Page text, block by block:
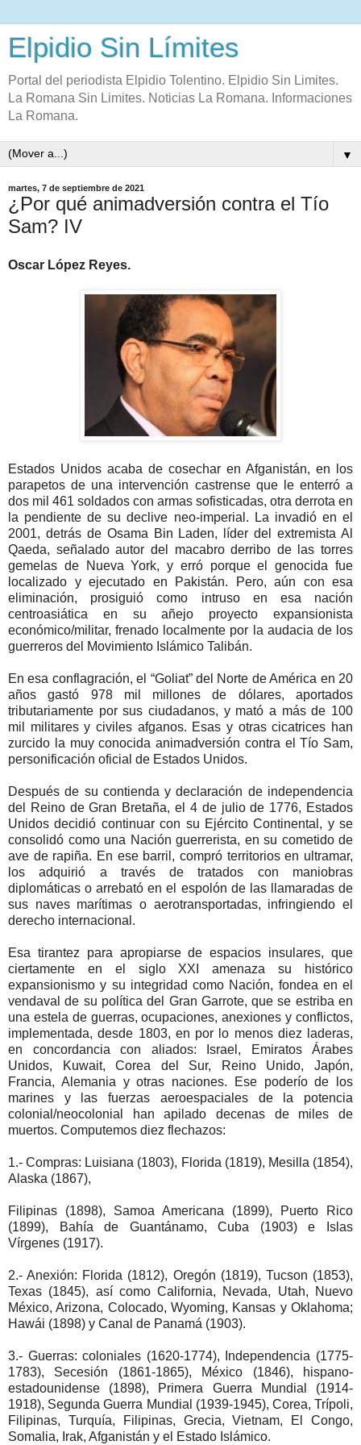
Elpidio Sin Límites
Portal del periodista Elpidio Tolentino. Elpidio Sin Limites.
La Romana Sin Limites. Noticias La Romana. Informaciones
La Romana.
▼
martes, 7 de septiembre de 2021
¿Por qué animadversión contra el Tío
Sam? IV
Oscar López Reyes.
Estados Unidos acaba de cosechar en Afganistán, en los
parapetos de una intervención castrense que le enterró a
dos mil 461 soldados con armas sofisticadas, otra derrota en
la pendiente de su declive neo-imperial. La invadió en el
2001, detrás de Osama Bin Laden, líder del extremista Al
Qaeda, señalado autor del macabro derribo de las torres
gemelas de Nueva York, y erró porque el genocida fue
localizado y ejecutado en Pakistán. Pero, aún con esa
eliminación, prosiguió como intruso en esa nación
centroasiática en su añejo proyecto expansionista
económico/militar, frenado localmente por la audacia de los
guerreros del Movimiento Islámico Talibán.
En esa conflagración, el “Goliat” del Norte de América en 20
años gastó 978 mil millones de dólares, aportados
tributariamente por sus ciudadanos, y mató a más de 100
mil militares y civiles afganos. Esas y otras cicatrices han
zurcido la muy conocida animadversión contra el Tío Sam,
personificación oficial de Estados Unidos.
Después de su contienda y declaración de independencia
del Reino de Gran Bretaña, el 4 de julio de 1776, Estados
Unidos decidió continuar con su Ejército Continental, y se
consolidó como una Nación guerrerista, en su cometido de
ave de rapiña. En ese barril, compró territorios en ultramar,
los adquirió a través de tratados con maniobras
diplomáticas o arrebató en el espolón de las llamaradas de
sus naves marítimas o aerotransportadas, infringiendo el
derecho internacional.
Esa tirantez para apropiarse de espacios insulares, que
ciertamente en el siglo XXI amenaza su histórico
expansionismo y su integridad como Nación, fondea en el
vendaval de su política del Gran Garrote, que se estriba en
una estela de guerras, ocupaciones, anexiones y conflictos,
implementada, desde 1803, en por lo menos diez laderas,
en concordancia con aliados: Israel, Emiratos Árabes
Unidos, Kuwait, Corea del Sur, Reino Unido, Japón,
Francia, Alemania y otras naciones. Ese poderío de los
marines y las fuerzas aeroespaciales de la potencia
colonial/neocolonial han apilado decenas de miles de
muertos. Computemos diez flechazos:
1.- Compras: Luisiana (1803), Florida (1819), Mesilla (1854),
Alaska (1867),
Filipinas (1898), Samoa Americana (1899), Puerto Rico
(1899), Bahía de Guantánamo, Cuba (1903) e Islas
Vírgenes (1917).
2.- Anexión: Florida (1812), Oregón (1819), Tucson (1853),
Texas (1845), así como California, Nevada, Utah, Nuevo
México, Arizona, Colocado, Wyoming, Kansas y Oklahoma;
Hawái (1898) y Canal de Panamá (1903).
3.- Guerras: coloniales (1620-1774), Independencia (1775-
1783), Secesión (1861-1865), México (1846), hispano-
estadounidense (1898), Primera Guerra Mundial (1914-
1918), Segunda Guerra Mundial (1939-1945), Corea, Trípoli,
Filipinas, Turquía, Filipinas, Grecia, Vietnam, El Congo,
Somalia, Irak, Afganistán y el Estado Islámico.